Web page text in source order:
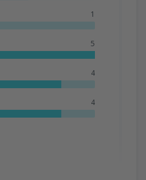
1
5
4
4